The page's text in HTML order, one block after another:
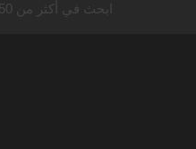
ابحث في أكثر من 50 مليون معلومة قانونية